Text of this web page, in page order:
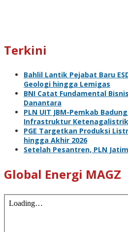
Terkini
Bahlil Lantik Pejabat Baru
Geologi hingga Lemigas
BNI Catat Fundamental
Danantara
PLN UIT JBM-Pemkab
Infrastruktur
PGE Targetkan Produksi
hingga Akhir 2026
Setelah Pesantren, PLN
Global Energi MAGZ